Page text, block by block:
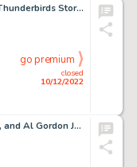
Frank Bellamy TV21 #156 Thunderbirds Story Page 2 Original Art (Century 21 Publications, 1968)....
closed
10/12/2022
go premium
Keith Giffen, Kevin Maguire, and Al Gordon Justice League #5 Splash Page 7 Original Art (DC, 1987)....